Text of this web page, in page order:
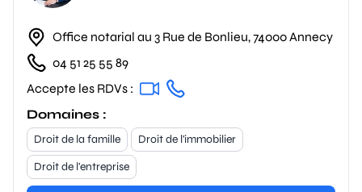
Office notarial au 3 Rue de Bonlieu, 74000 Annecy
04 51 25 55 89
Accepte les RDVs :
Domaines :
Droit de la famille
Droit de l'immobilier
Droit de l'entreprise